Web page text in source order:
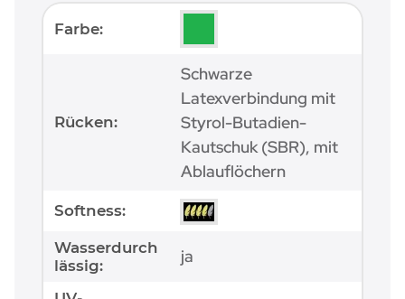
Produkteigenschaft
Wert
Farbe:
Rücken:
Schwarze
Latexverbindung mit
Styrol-Butadien-
Kautschuk (SBR), mit
Ablauflöchern
Softness:
Wasserdurch
lässig:
ja